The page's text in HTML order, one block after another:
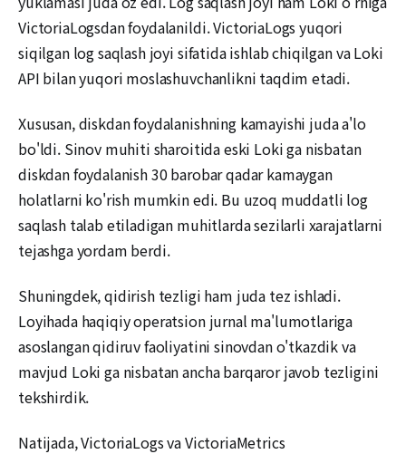
VictoriaLogsdan foydalanildi. VictoriaLogs yuqori
siqilgan log saqlash joyi sifatida ishlab chiqilgan va Loki
API bilan yuqori moslashuvchanlikni taqdim etadi.
Xususan, diskdan foydalanishning kamayishi juda a'lo
bo'ldi. Sinov muhiti sharoitida eski Loki ga nisbatan
diskdan foydalanish 30 barobar qadar kamaygan
holatlarni ko'rish mumkin edi. Bu uzoq muddatli log
saqlash talab etiladigan muhitlarda sezilarli xarajatlarni
tejashga yordam berdi.
Shuningdek, qidirish tezligi ham juda tez ishladi.
Loyihada haqiqiy operatsion jurnal ma'lumotlariga
asoslangan qidiruv faoliyatini sinovdan o'tkazdik va
mavjud Loki ga nisbatan ancha barqaror javob tezligini
tekshirdik.
Natijada, VictoriaLogs va VictoriaMetrics